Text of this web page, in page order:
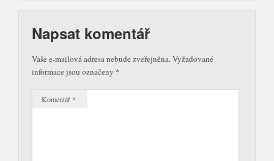
Napsat komentář
Vaše e-mailová adresa nebude zveřejněna.Vyžadované
informace jsou označeny *
Komentář *